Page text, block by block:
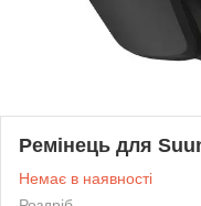
Ремінець для
Немає в наявності